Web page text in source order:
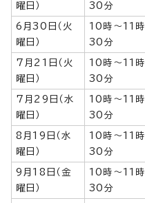
曜日）
30分
6月30日（火
曜日）
10時～11時
30分
7月21日（火
曜日）
10時～11時
30分
7月29日（水
曜日）
10時～11時
30分
8月19日（水
曜日）
10時～11時
30分
9月18日（金
曜日）
10時～11時
30分